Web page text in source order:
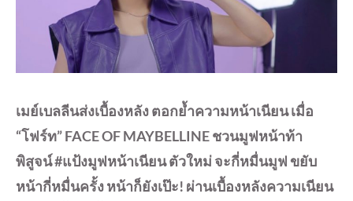
เมย์เบลลีนส่งเบื้องหลัง ตอกย้ำความหน้าเนียน เมื่อ
“โฟร์ท” FACE OF MAYBELLINE ชวนมูฟหน้าท้า
พิสูจน์ #แป้งมูฟหน้าเนียน ตัวใหม่ จะกี่หมื่นมูฟ ขยับ
หน้ากี่หมื่นครั้ง หน้าก็ยังเป๊ะ! ผ่านเบื้องหลังความเนียน